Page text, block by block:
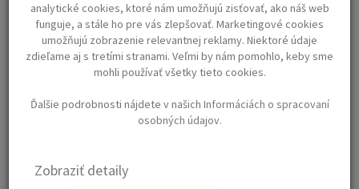
CERA WAVESTYLER MINI
BRAVEHEAD 2375 –
MINIKULMA NA VLASY
trojkulma rady CERA z keramiky
analytické cookies, ktoré nám umožňujú zisťovať, ako náš web
funguje, a stále ho pre vás zlepšovať. Marketingové cookies
umožňujú zobrazenie relevantnej reklamy. Niektoré údaje
zdieľame aj s tretími stranami. Veľmi by nám pomohlo, keby sme
mohli používať všetky tieto cookies.
Ďalšie podrobnosti nájdete v našich Informáciách o spracovaní
osobných údajov.
Zobraziť detaily